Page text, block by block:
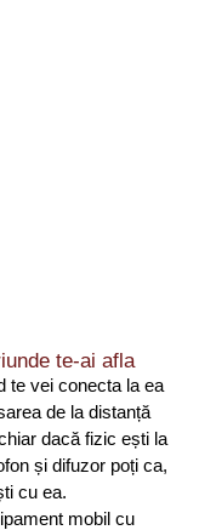
te-ai afla
te vei conecta la ea
de la distanță
dacă fizic ești la
și difuzor poți ca,
cu ea.
mobil cu